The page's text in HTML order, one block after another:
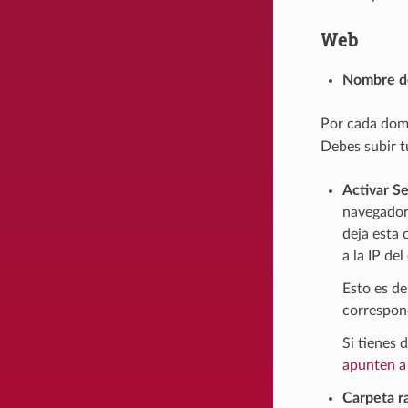
Web
Nombre
Por cada
Debes subir
Activar
deja esta
a la IP del
Esto es
Si tienes
apunten
Carpeta